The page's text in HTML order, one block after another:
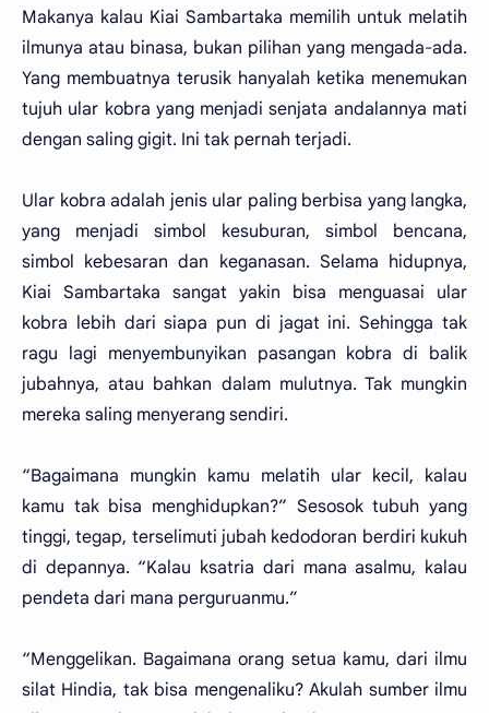
Makanya kalau Kiai Sambartaka memilih untuk melatih
ilmunya atau binasa, bukan pilihan yang mengada-ada.
Yang membuatnya terusik hanyalah ketika menemukan
tujuh ular kobra yang menjadi senjata andalannya mati
dengan saling gigit. Ini tak pernah terjadi.
Ular kobra adalah jenis ular paling berbisa yang langka,
yang menjadi simbol kesuburan, simbol bencana,
simbol kebesaran dan keganasan. Selama hidupnya,
Kiai Sambartaka sangat yakin bisa menguasai ular
kobra lebih dari siapa pun di jagat ini. Sehingga tak
ragu lagi menyembunyikan pasangan kobra di balik
jubahnya, atau bahkan dalam mulutnya. Tak mungkin
mereka saling menyerang sendiri.
“Bagaimana mungkin kamu melatih ular kecil, kalau
kamu tak bisa menghidupkan?” Sesosok tubuh yang
tinggi, tegap, terselimuti jubah kedodoran berdiri kukuh
di depannya. “Kalau ksatria dari mana asalmu, kalau
pendeta dari mana perguruanmu.”
“Menggelikan. Bagaimana orang setua kamu, dari ilmu
silat Hindia, tak bisa mengenaliku? Akulah sumber ilmu